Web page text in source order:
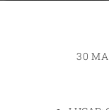
30